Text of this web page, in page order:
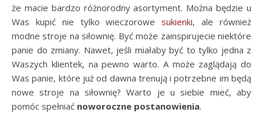
że macie bardzo różnorodny asortyment. Można będzie u
Was kupić nie tylko wieczorowesukienki, ale również
modne stroje na siłownię. Być może zainspirujecie niektóre
panie do zmiany. Nawet, jeśli miałaby być to tylko jedna z
Waszych klientek, na pewno warto. A może zaglądają do
Was panie, które już od dawna trenują i potrzebne im będą
nowe stroje na siłownię? Warto je u siebie mieć, aby
pomóc spełniać noworoczne postanowienia.